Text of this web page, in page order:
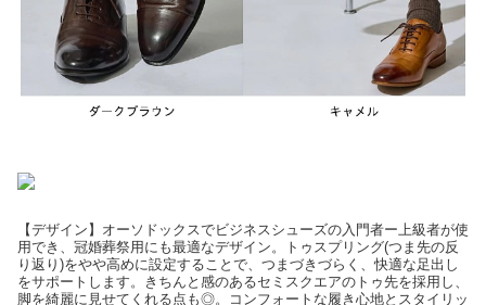
【デザイン】オーソドックスでビジネスシューズの入門者ー上級者が使
用でき、冠婚葬祭用にも最適なデザイン。トゥスプリング(つま先の反
り返り)をやや高めに設定することで、つまづきづらく、快適な足出し
をサポートします。きちんと感のあるセミスクエアのトゥ先を採用し、
脚を綺麗に見せてくれる点も◎。コンフォートな履き心地とスタイリッ